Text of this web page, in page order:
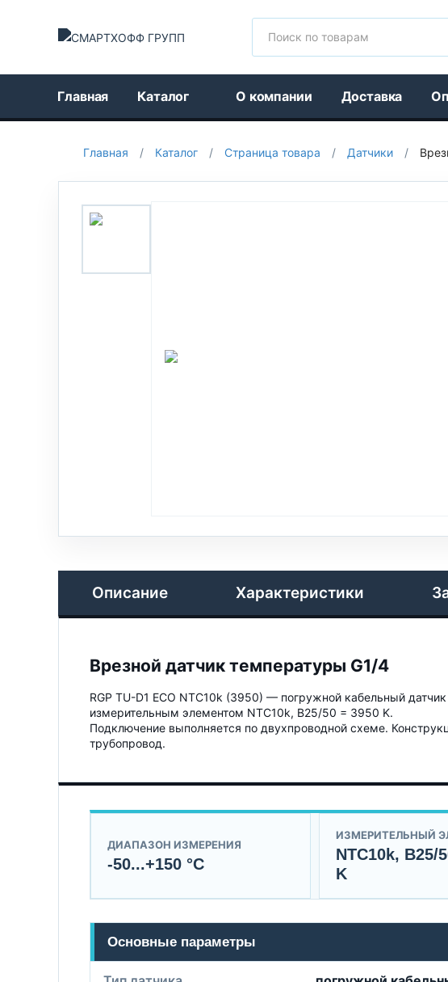
Главная Каталог О компании Доставка
Главная / Каталог / Страница товара / Датчики /
Описание Характеристики
Врезной датчик температуры G1/4
RGP TU-D1 ECO NTC10k (3950) — погружной кабельный
измерительным элементом NTC10k, B25/50 = 3950 K.
Подключение выполняется по двухпроводной схеме.
трубопровод.
ДИАПАЗОН ИЗМЕРЕНИЯ
-50...+150 °C
ИЗМЕРИТЕЛЬНЫЙ
NTC10k, B25/
K
Основные параметры